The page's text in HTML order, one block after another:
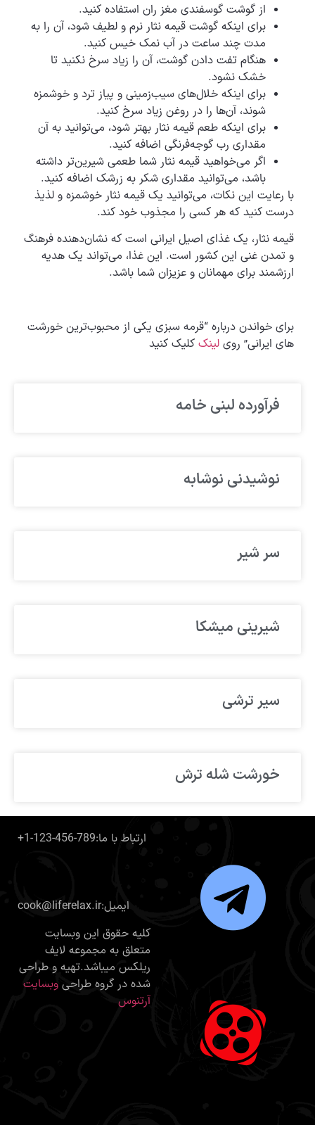
از گوشت گوسفندی مغز ران استفاده کنید.
برای اینکه گوشت قیمه نثار نرم و لطیف شود، آن را به
مدت چند ساعت در آب نمک خیس کنید.
هنگام تفت دادن گوشت، آن را زیاد سرخ نکنید تا
خشک نشود.
برای اینکه خلال‌های سیب‌زمینی و پیاز ترد و خوشمزه
شوند، آن‌ها را در روغن زیاد سرخ کنید.
برای اینکه طعم قیمه نثار بهتر شود، می‌توانید به آن
مقداری رب گوجه‌فرنگی اضافه کنید.
اگر می‌خواهید قیمه نثار شما طعمی شیرین‌تر داشته
باشد، می‌توانید مقداری شکر به زرشک اضافه کنید.
با رعایت این نکات، می‌توانید یک قیمه نثار خوشمزه و لذیذ
درست کنید که هر کسی را مجذوب خود کند.
قیمه نثار، یک غذای اصیل ایرانی است که نشان‌دهنده فرهنگ
و تمدن غنی این کشور است. این غذا، می‌تواند یک هدیه
ارزشمند برای مهمانان و عزیزان شما باشد.
برای خواندن درباره “قرمه سبزی یکی از محبوب‌ترین خورشت
های ایرانی” روی لینک کلیک کنید
فرآورده لبنی خامه
نوشیدنی نوشابه
سر شیر
شیرینی میشکا
سیر ترشی
خورشت شله ترش
+1-123-456-789:ارتباط با ما
cook@liferelax.ir:ایمیل
کلیه حقوق این وبسایت
متعلق به مجموعه لایف
ریلکس میباشد.تهیه و طراحی
شده در گروه طراحی وبسایت
آرتنوس